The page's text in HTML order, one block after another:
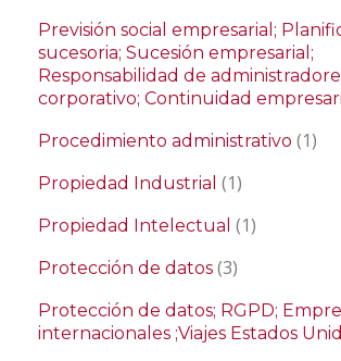
Previsión social empresarial;
sucesoria; Sucesión empresarial;
Responsabilidad de
corporativo; Continuidad
Procedimiento administrativo (1)
Propiedad Industrial (1)
Propiedad Intelectual (1)
Protección de datos (3)
Protección de datos; RGPD;
internacionales ;Viajes Estados